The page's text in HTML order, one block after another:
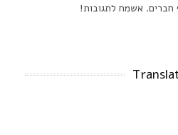
אשמח לתגובות!